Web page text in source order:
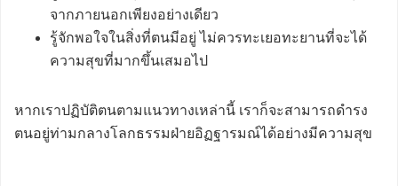
จากภายนอกเพียงอย่างเดียว
รู้จักพอใจในสิ่งที่ตนมีอยู่ ไม่ควรทะเยอทะยานที่จะได้
ความสุขที่มากขึ้นเสมอไป
หากเราปฏิบัติตนตามแนวทางเหล่านี้ เราก็จะสามารถดำรง
ตนอยู่ท่ามกลางโลกธรรมฝ่ายอิฏฐารมณ์ได้อย่างมีความสุข